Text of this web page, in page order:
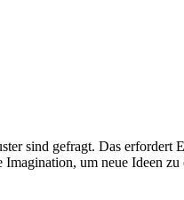
sind gefragt. Das
um neue Ideen